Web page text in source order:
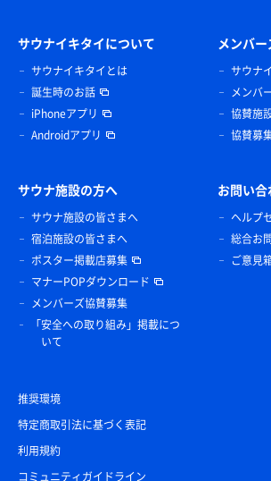
サウナイキタイについて
サウナイキタイとは
誕生時のお話
iPhoneアプリ
Androidアプリ
メンバー
サウナ
メンバ
協賛施
協賛募
サウナ施設の方へ
サウナ施設の皆さまへ
宿泊施設の皆さまへ
ポスター掲載店募集
マナーPOPダウンロード
メンバーズ協賛募集
「安全への取り組み」掲載につ
いて
お問い合
ヘルプ
総合お
ご意見
推奨環境
特定商取引法に基づく表記
利用規約
コミュニティガイドライン